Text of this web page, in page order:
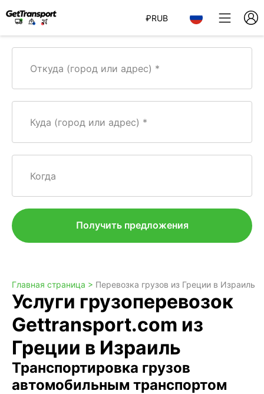
₽RUB
Откуда (город или адрес)
Куда (город или адрес)
Когда
Получить предложения
Главная страница > Перевозка грузов из Греции в Израиль
Услуги грузоперевозок
Gettransport.com из
Греции в Израиль
Транспортировка грузов
автомобильным транспортом